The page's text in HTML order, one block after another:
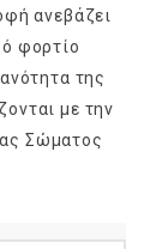
ανεβάζει
φορτίο
της
με την
Σώματος